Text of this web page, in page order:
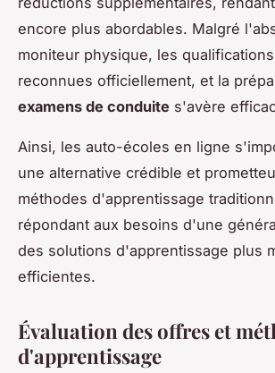
encore plus abordables. Malgré
moniteur physique, les
reconnues officiellement, et la
examens de conduite s'avère
Ainsi, les auto-écoles en ligne
une alternative crédible et
méthodes d'apprentissage
répondant aux besoins d'une
des solutions d'apprentissage plus
efficientes.
Évaluation des offres et
d'apprentissage